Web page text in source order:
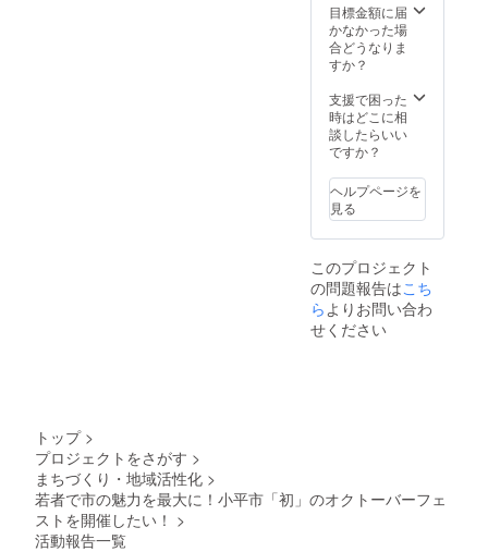
目標金額に届
かなかった場
合どうなりま
すか？
支援で困った
時はどこに相
談したらいい
ですか？
ヘルプページを
見る
このプロジェクト
の問題報告はこち
ら よりお問い合わ
せください
トップ >
プロジェクトをさがす >
まちづくり・地域活性化 >
若者で市の魅力を最大に！小平市「初」のオクトーバーフェ
ストを開催したい！ >
活動報告一覧